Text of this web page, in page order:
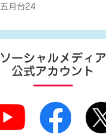
五月台24
ソーシャルメディア
公式アカウント